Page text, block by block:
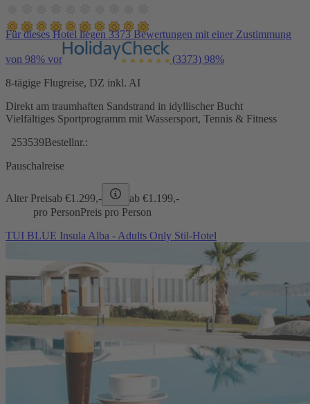
Für dieses Hotel liegen 3373 Bewertungen mit einer Zustimmung
von 98% vor (3373) 98%
8-tägige Flugreise, DZ inkl. AI
Direkt am traumhaften Sandstrand in idyllischer Bucht
Vielfältiges Sportprogramm mit Wassersport, Tennis & Fitness
253539Bestellnr.:
Pauschalreise
Alter Preisab €1.299,- ab €1.199,-
pro PersonPreis pro Person
TUI BLUE Insula Alba - Adults Only Stil-Hotel